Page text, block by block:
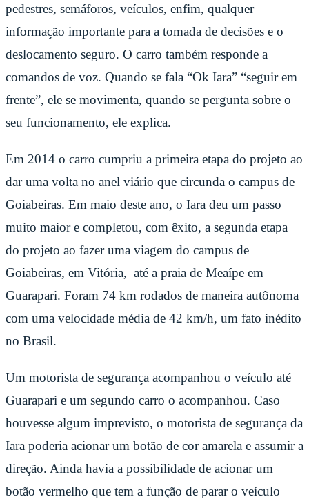
pedestres, semáforos, veículos, enfim, qualquer
informação importante para a tomada de decisões e o
deslocamento seguro. O carro também responde a
comandos de voz. Quando se fala “Ok Iara” “seguir em
frente”, ele se movimenta, quando se pergunta sobre o
seu funcionamento, ele explica.
Em 2014 o carro cumpriu a primeira etapa do projeto ao
dar uma volta no anel viário que circunda o campus de
Goiabeiras. Em maio deste ano, o Iara deu um passo
muito maior e completou, com êxito, a segunda etapa
do projeto ao fazer uma viagem do campus de
Goiabeiras, em Vitória, até a praia de Meaípe em
Guarapari. Foram 74 km rodados de maneira autônoma
com uma velocidade média de 42 km/h, um fato inédito
no Brasil.
Um motorista de segurança acompanhou o veículo até
Guarapari e um segundo carro o acompanhou. Caso
houvesse algum imprevisto, o motorista de segurança da
Iara poderia acionar um botão de cor amarela e assumir a
direção. Ainda havia a possibilidade de acionar um
botão vermelho que tem a função de parar o veículo